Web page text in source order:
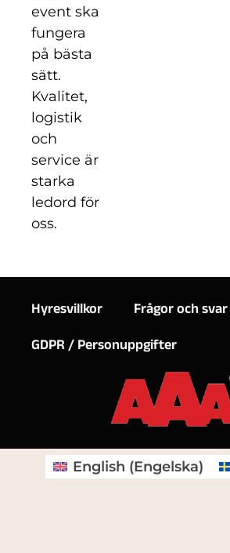
event ska
fungera
på bästa
sätt.
Kvalitet,
logistik
och
service är
starka
ledord för
oss.
Hyresvillkor Frågor och svar
GDPR / Personuppgifter
English (Engelska)